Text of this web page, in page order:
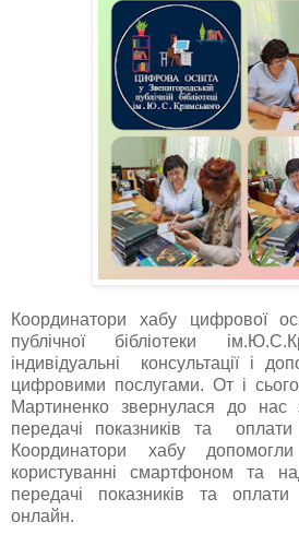
Координатори хабу цифрової
публічної бібліотеки
індивідуальні консультації і
цифровими послугами. От і
Мартиненко звернулася до
передачі показників та оплати
Координатори хабу
користуванні смартфоном та
передачі показників та
онлайн.